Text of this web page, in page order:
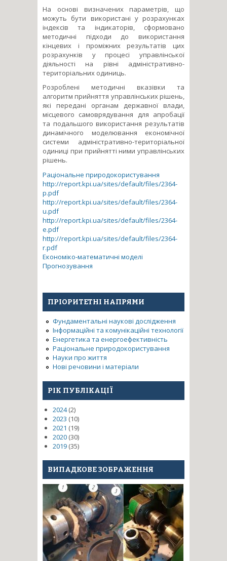
На основі визначених параметрів, що
можуть бути використані у розрахунках
індексів та індикаторів, сформовано
методичні підходи до використання
кінцевих і проміжних результатів цих
розрахунків у процесі управлінської
діяльності на рівні адміністративно-
територіальних одиниць.
Розроблені методичні вказівки та
алгоритм прийняття управлінських рішень,
які передані органам державної влади,
місцевого самоврядування для апробації
та подальшого використання результатів
динамічного моделювання економічної
системи адміністративно-тери­то­ріальної
одиниці при прийнятті ними управлінських
рішень.
Раціональне природокористування
http://report.kpi.ua/sites/default/files/2364-
p.pdf
http://report.kpi.ua/sites/default/files/2364-
u.pdf
http://report.kpi.ua/sites/default/files/2364-
e.pdf
http://report.kpi.ua/sites/default/files/2364-
r.pdf
Економіко-математичні моделі
Прогнозування
ПРІОРИТЕТНІ НАПРЯМИ
Фундаментальні наукові дослідження
Інформаційні та комунікаційні технології
Енергетика та енергоефективність
Раціональне природокористування
Науки про життя
Нові речовини і матеріали
РІК ПУБЛІКАЦІЇ
2024(2)
2023 (10)
2021 (19)
2020 (30)
2019 (35)
ВИПАДКОВЕ ЗОБРАЖЕННЯ